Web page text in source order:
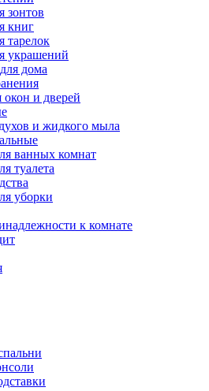
зонтов
книг
тарелок
украшений
дома
и дверей
и жидкого мыла
ванных комнат
туалета
уборки
к комнате